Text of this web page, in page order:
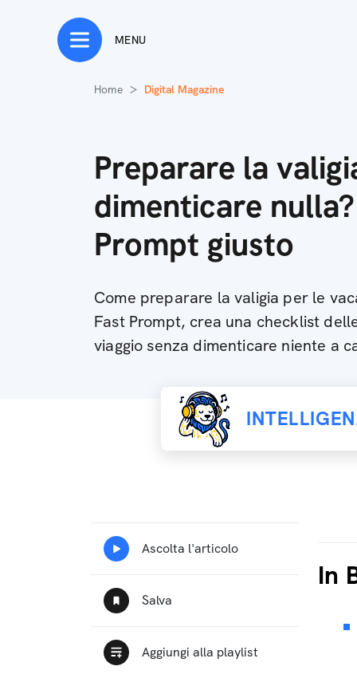
MENU
Home Digital Magazine
Preparare la
dimenticare
Prompt giusto
Come preparare la valigia per le
Fast Prompt, crea una checklist
viaggio senza dimenticare niente a
In